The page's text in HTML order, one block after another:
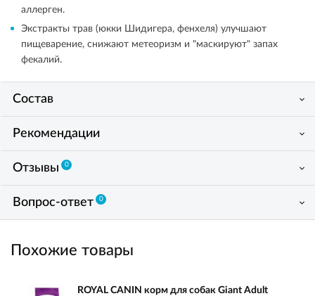
аллерген.
Экстракты трав (юкки Шидигера, фенхеля) улучшают
пищеварение, снижают метеоризм и "маскируют" запах
фекалий.
Состав
Рекомендации
Отзывы 0
Вопрос-ответ 0
Похожие товары
ROYAL CANIN корм для собак Giant Adult